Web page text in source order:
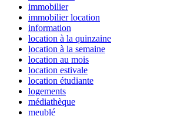
immobilier
immobilier location
information
location à la quinzaine
location à la semaine
location au mois
location estivale
location étudiante
logements
médiathèque
meublé